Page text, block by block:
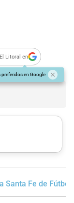
Litoral en
en Google
Santa Fe de Fútbol